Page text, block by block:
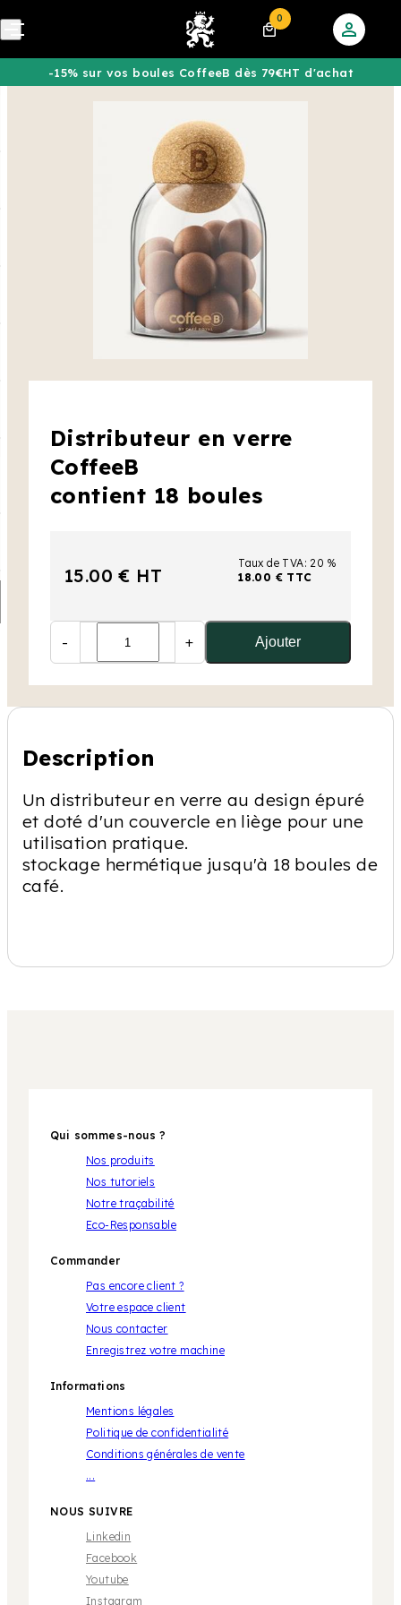
0
-15% sur vos boules CoffeeB dès 79€HT d'achat
Distributeur en verre
CoffeeB
contient 18 boules
15.00 € HT
Taux de TVA: 20 %
18.00 € TTC
- + Ajouter
Description
Un distributeur en verre au design épuré
et doté d'un couvercle en liège pour une
utilisation pratique.
stockage hermétique jusqu'à 18 boules de
café.
Qui sommes-nous ?
Nos produits
Nos tutoriels
Notre traçabilité
Eco-Responsable
Commander
Pas encore client ?
Votre espace client
Nous contacter
Enregistrez votre machine
Informations
Mentions légales
Politique de confidentialité
Conditions générales de vente
...
NOUS SUIVRE
Linkedin
Facebook
Youtube
Instagram